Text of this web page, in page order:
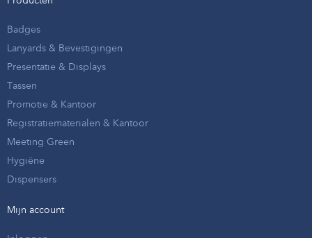
Badges
Lanyards & Bevestigingen
Presentatie & Displays
Tassen
Promotie & Kantoor
Registratiematerialen & Kantoor
Meeting Green
Hygiëne
Dispensers
Mijn account